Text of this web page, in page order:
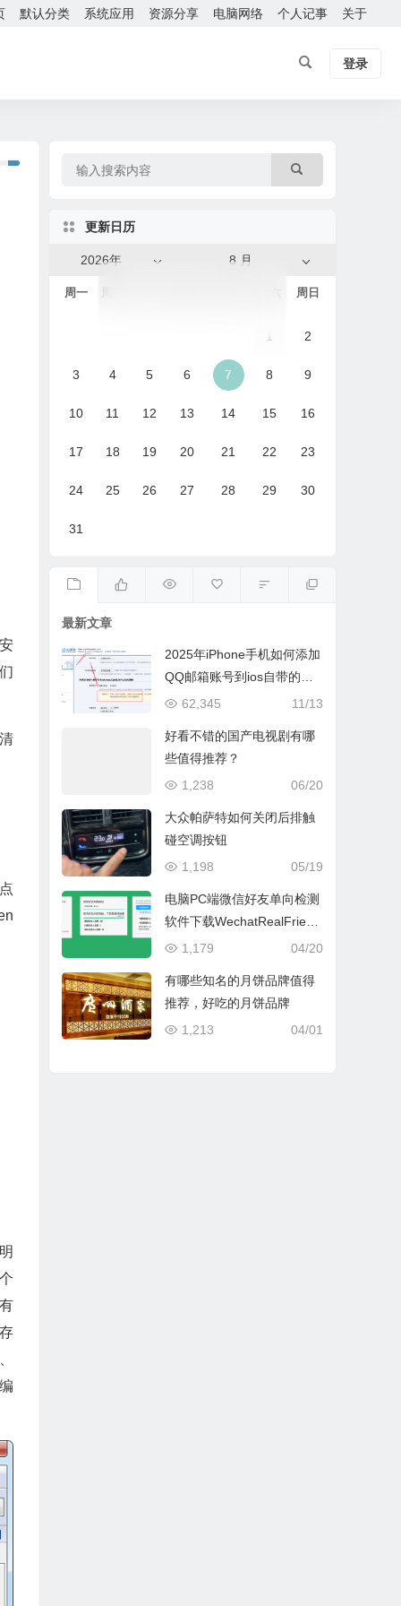
默认分类 系统应用 资源分享 电脑网络 个人记事 关于
登录
更新日历
8 月
2026年
周一 周日
1 2
3 4 5 6 7 8 9
10 11 12 13 14 15 16
17 18 19 20 21 22 23
24 25 26 27 28 29 30
31
最新文章
2025年iPhone手机如何添加
QQ邮箱账号到ios自带的邮
件App
11/13
62,345
好看不错的国产电视剧有哪
些值得推荐？
06/20
1,238
大众帕萨特如何关闭后排触
碰空调按钮
05/19
1,198
电脑PC端微信好友单向检测
软件下载WechatRealFriend
s_1.0.4
04/20
1,179
有哪些知名的月饼品牌值得
推荐，好吃的月饼品牌
04/01
1,213